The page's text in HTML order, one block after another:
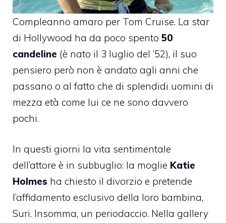
Compleanno amaro per Tom Cruise. La star
di Hollywood ha da poco spento 50
candeline (è nato il 3 luglio del ’52), il suo
pensiero però non è andato agli anni che
passano o al fatto che di splendidi uomini di
mezza età come lui ce ne sono davvero
pochi.
In questi giorni la vita sentimentale
dell’attore è in subbuglio: la moglie Katie
Holmes ha chiesto il divorzio e pretende
l’affidamento esclusivo della loro bambina,
Suri. Insomma, un periodaccio. Nella gallery